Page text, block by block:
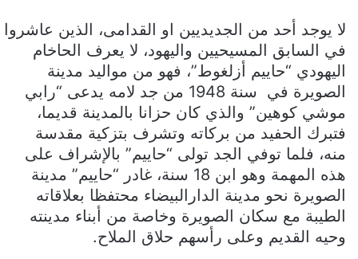
لا يوجد أحد من الجديديين او القدامى، الذين عاشروا
في السابق المسيحيين واليهود، لا يعرف الحاخام
اليهودي “حاييم أزلغوط”، فهو من مواليد مدينة
الصويرة في سنة 1948 من جد لامه يدعى “رابي
موشي كوهين” والذي كان حزانا بالمدينة قديما،
فتبرك الحفيد من بركاته وتشرف بتزكية مقدسة
منه، فلما توفي الجد تولى “حاييم” بالإشراف على
هذه المهمة وهو ابن 18 سنة، غادر “حاييم” مدينة
الصويرة نحو مدينة الدارالبيضاء محتفظا بعلاقاته
الطيبة مع سكان الصويرة وخاصة من أبناء مدينته
وحيه القديم وعلى رأسهم حلاق الملاح.